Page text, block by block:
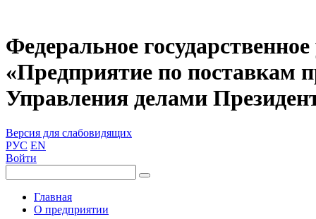
Федеральное
«Предприятие по поставкам
Управления делами
Версия для слабовидящих
РУС EN
Войти
Главная
О предприятии